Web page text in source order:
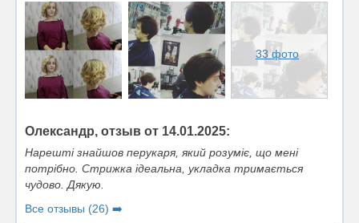
33 фото
Олександр, отзыв от 14.01.2025:
Нарешті знайшов перукаря, який розуміє, що мені
потрібно. Стрижка ідеальна, укладка тримається
чудово. Дякую.
Все отзывы (26) ➡️